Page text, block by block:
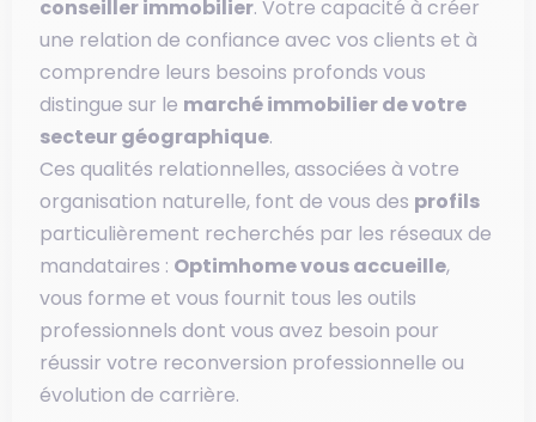
conseiller immobilier. Votre capacité à créer
une relation de confiance avec vos clients et à
comprendre leurs besoins profonds vous
distingue sur le marché immobilier de votre
secteur géographique.
Ces qualités relationnelles, associées à votre
organisation naturelle, font de vous des profils
particulièrement recherchés par les réseaux de
mandataires : Optimhome vous accueille,
vous forme et vous fournit tous les outils
professionnels dont vous avez besoin pour
réussir votre reconversion professionnelle ou
évolution de carrière.